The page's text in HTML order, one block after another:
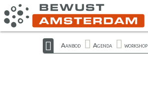
Aanbod Agenda workshop